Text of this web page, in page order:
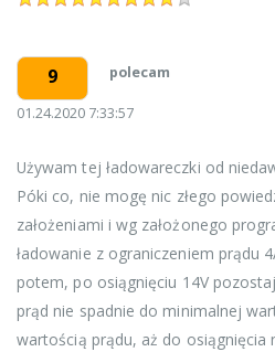
9 polecam
01.24.2020 7:33:57
Używam tej ładowareczki od
Póki co, nie mogę nic złego
założeniami i wg założonego
ładowanie z ograniczeniem prądu
potem, po osiągnięciu 14V
prąd nie spadnie do minimalnej
wartością prądu, aż do osiągnięcia